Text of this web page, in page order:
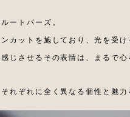
ートパーズ。
カットを施しており、光を受
じさせるその表情は、まるで
れぞれに全く異なる個性と魅